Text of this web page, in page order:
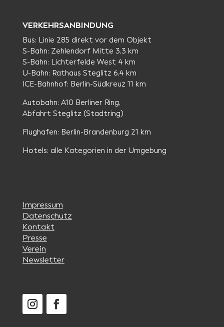
VERKEHRSANBINDUNG
Bus: Linie 285 direkt vor dem Objekt
S-Bahn: Zehlendorf Mitte 3,3 km
S-Bahn: Lichterfelde West 4 km
U-Bahn: Rathaus Steglitz 6,4 km
ICE-Bahnhof: Berlin-Südkreuz 11 km
Autobahn: A10 Berliner Ring,
Abfahrt Steglitz (Stadtring)
Flughafen: Berlin-Brandenburg 21 km
Hotels: alle Kategorien in der Umgebung
Impressum
Datenschutz
Kontakt
Presse
Verein
Newsletter